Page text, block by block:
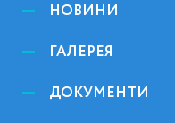
НОВИНИ
ГАЛЕРЕЯ
ДОКУМЕНТИ